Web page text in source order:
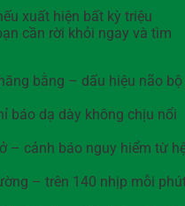
xuất hiện bất kỳ triệu
cần rời khỏi ngay và tìm
bằng – dấu hiệu não bộ
báo dạ dày không chịu nổi
– cảnh báo nguy hiểm từ
– trên 140 nhịp mỗi